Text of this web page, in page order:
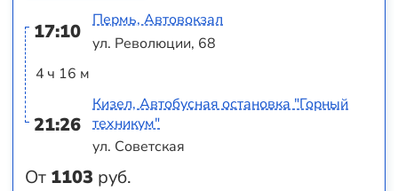
17:10
4 ч 16 м
21:26
От 1103 руб.
Пермь, Автовокзал
ул. Революции, 68
Кизел, Автобусная остановка "Горный
техникум"
ул. Советская